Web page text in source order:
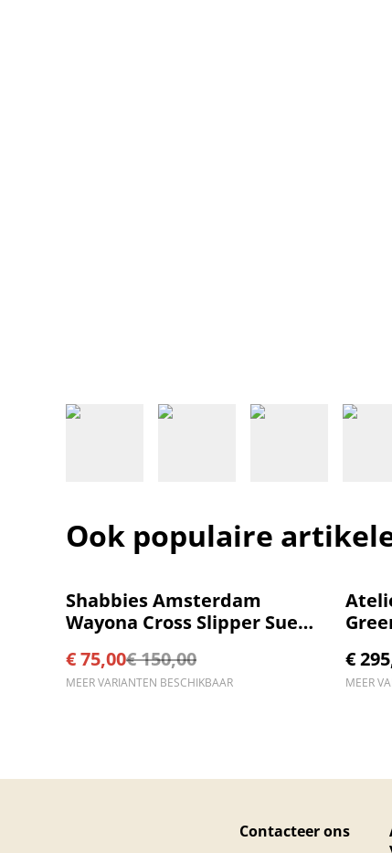
Ook populaire
%
Shabbies Amsterdam
Wayona Cross Slipper Suede
€ 75,00€ 150,00
MEER VARIANTEN BESCHIKBAAR
€
MEER
Contacteer ons